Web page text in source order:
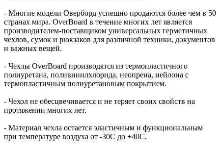
- Многие модели Оверборд успешно продаются более чем в 50
странах мира. OverBoard в течение многих лет является
производителем-поставщиком универсальных герметичных
чехлов, сумок и рюкзаков для различной техники, документов
и важных вещей.
- Чехлы OverBoard производятся из термопластичного
полиуретана, поливинилхлорида, неопрена, нейлона с
термопластичным полиуретановым покрытием.
- Чехол не обесцвечивается и не теряет своих свойств на
протяжении многих лет.
- Материал чехла остается эластичным и функциональным
при температуре воздуха от -30C до +40C.